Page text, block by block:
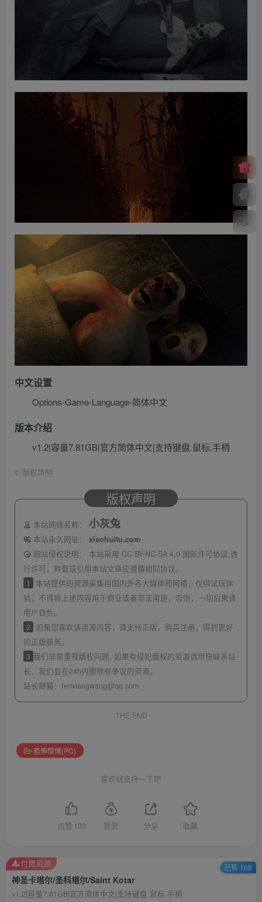
中文设置
Options-Game-Language-简体中文
版本介绍
v1.2|容量7.81GB|官方简体中文|支持键盘.鼠标.手柄
© 版权声明
版权声明
本站网络名称： 小灰兔
本站永久网址：
xiaohuitu.com
网站侵权说明：
本站采用 CC BY-NC-SA 4.0 国际许可协议 进
行许可，转载或引用本站文章应遵循相同协议。
1
本站提供的资源采集自国内外各大媒体和网络，仅供试玩体
验；不得将上述内容用于商业或者非法用途，否则，一切后果请
用户自负。
2
如果您喜欢该资源内容，请支持正版，购买注册，得到更好
的正版服务。
3 我们非常重视版权问题, 如果有侵犯版权的资源请尽快联系站
长，我们会在24h内删除有争议的资源。
站长邮箱： fenxiangwang@qq.com
THE END
恐怖惊悚(PC)
喜欢就支持一下吧
点赞 133 赞赏 分享 收藏
神圣卡塔尔/圣科塔尔/Saint Kotar
v1.2|容量7.81GB|官方简体中文|支持键盘.鼠标.手柄
付费资源 已售 168